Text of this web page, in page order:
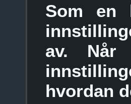
Som en
av. Når
hvordan